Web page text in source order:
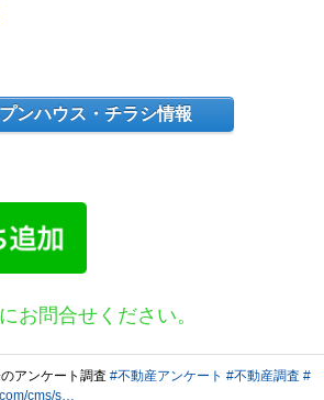
ンハウス・チラシ情報
お問合せください。